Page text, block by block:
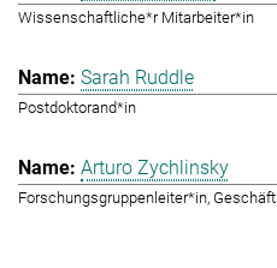
Wissenschaftliche*r Mitarbeiter*in
Sarah Ruddle
Postdoktorand*in
Arturo Zychlinsky
Forschungsgruppenleiter*in,